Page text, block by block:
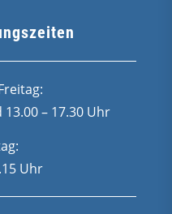
– 17.30 Uhr
Uhr